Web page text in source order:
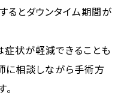
るとダウンタイム期間が
症状が軽減できることも
に相談しながら手術方